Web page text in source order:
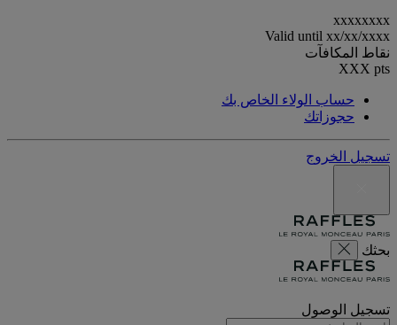
xxxxxxxx
Valid until xx/xx/xxxx
نقاط المكافآت
XXX pts
حساب الولاء الخاص بك
حجوزاتك
تسجيل الخروج
بحثك
تسجيل الوصول